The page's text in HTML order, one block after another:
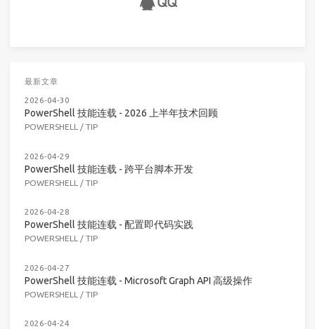
最新文章
2026-04-30
PowerShell 技能连载 - 2026 上半年技术回顾
POWERSHELL / TIP
2026-04-29
PowerShell 技能连载 - 跨平台脚本开发
POWERSHELL / TIP
2026-04-28
PowerShell 技能连载 - 配置即代码实践
POWERSHELL / TIP
2026-04-27
PowerShell 技能连载 - Microsoft Graph API 高级操作
POWERSHELL / TIP
2026-04-24